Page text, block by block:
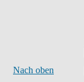
Nach oben